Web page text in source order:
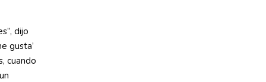
dijo
gusta’
cuando